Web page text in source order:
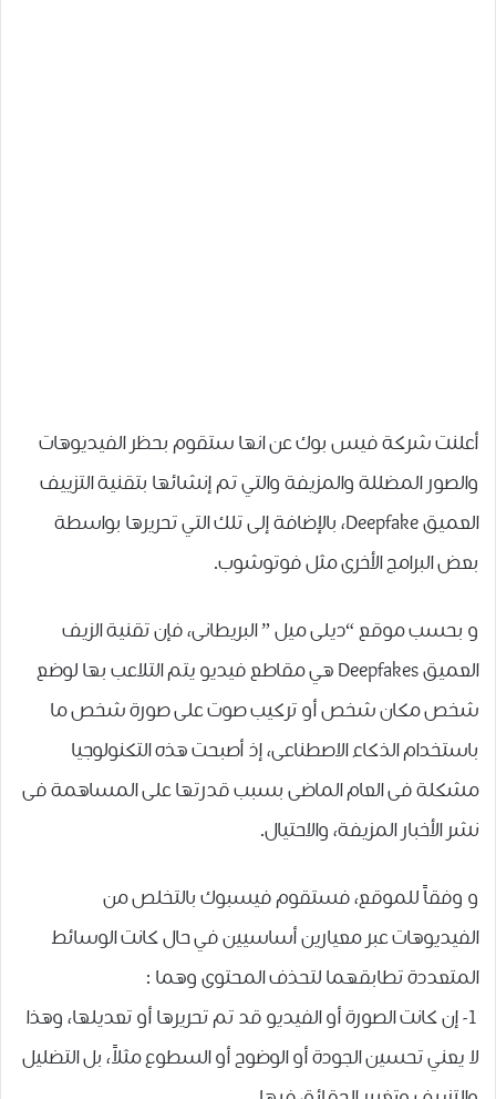
ﺃﻋﻠﻨﺖ شركة ﻓﻴﺲ ﺑﻮﻙ عن انها ستقوم ﺑﺤﻈﺮ ﺍﻟﻔﻴﺪﻳﻮﻫﺎﺕ
ﻭﺍﻟﺼﻮﺭ ﺍﻟﻤﻀﻠﻠﺔ ﻭﺍﻟﻤﺰﻳﻔﺔ والتي تم ﺇﻧﺸﺎﺋﻬﺎ ﺑﺘﻘﻨﻴﺔ ﺍﻟﺘﺰﻳﻴﻒ
ﺍﻟﻌﻤﻴﻖ Deepfake، بالإضافة إلى تلك التي تحريرها بواسطة
بعض البرامج الأخرى مثل ﻓﻮﺗﻮﺷﻮﺏ.
و بحسب موقع “ﺩﻳﻠﻰ ﻣﻴﻞ ” ﺍﻟﺒﺮﻳﻄﺎﻧﻰ، فإن تقنية الزيف
العميق Deepfakes هي ﻣﻘﺎﻃﻊ ﻓﻴﺪﻳﻮ ﻳﺘﻢ ﺍﻟﺘﻼﻋﺐ ﺑﻬﺎ ﻟﻮﺿﻊ
ﺷﺨﺺ ﻣﻜﺎﻥ ﺷﺨﺺ ﺃﻭ ﺗﺮﻛﻴﺐ ﺻﻮﺕ ﻋﻠﻰ ﺻﻮﺭﺓ ﺷﺨﺺ ﻣﺎ
ﺑﺎﺳﺘﺨﺪﺍﻡ ﺍﻟﺬﻛﺎﺀ ﺍﻻﺻﻄﻨﺎﻋﻰ، ﺇﺫ ﺃﺻﺒﺤﺖ ﻫﺬﻩ ﺍﻟﺘﻜﻨﻮﻟﻮﺟﻴﺎ
ﻣﺸﻜﻠﺔ ﻓﻰ ﺍﻟﻌﺎﻡ ﺍﻟﻤﺎﺿﻰ ﺑﺴﺒﺐ ﻗﺪﺭﺗﻬﺎ ﻋﻠﻰ ﺍﻟﻤﺴﺎﻫﻤﺔ ﻓﻰ
ﻧﺸﺮ ﺍﻷﺧﺒﺎﺭ ﺍﻟﻤﺰﻳﻔﺔ، ﻭﺍﻻﺣﺘﻴﺎﻝ.
و وفقاً للموقع، فستقوم فيسبوك بالتخلص من
ﺍﻟﻔﻴﺪﻳﻮﻫﺎﺕ عبر ﻣﻌﻴﺎﺭﻳﻦ ﺃﺳﺎﺳﻴﻴﻦ ﻓﻲ ﺣﺎﻝ ﻛﺎﻧﺖ ﺍﻟﻮﺳﺎﺋﻂ
ﺍﻟﻤﺘﻌﺪﺩﺓ ﺗﻄﺎﺑﻘﻬﻤﺎ ﻟﺘﺤﺬﻑ ﺍﻟﻤﺤﺘﻮﻯ ﻭﻫﻤﺎ :
1- ﺇﻥ ﻛﺎﻧﺖ ﺍﻟﺼﻮﺭﺓ ﺃﻭ ﺍﻟﻔﻴﺪﻳﻮ ﻗﺪ ﺗﻢ ﺗﺤﺮﻳﺮﻫﺎ ﺃﻭ ﺗﻌﺪﻳﻠﻬﺎ، ﻭﻫﺬﺍ
ﻻ ﻳﻌﻨﻲ ﺗﺤﺴﻴﻦ ﺍﻟﺠﻮﺩﺓ ﺃﻭ ﺍﻟﻮﺿﻮﺡ ﺃﻭ ﺍﻟﺴﻄﻮﻉ ﻣﺜﻼً، ﺑﻞ ﺍﻟﺘﻀﻠﻴﻞ